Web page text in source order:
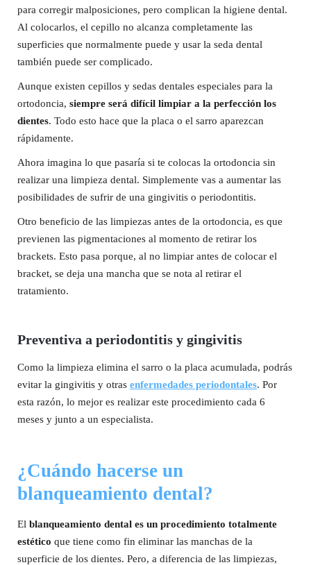
para corregir malposiciones, pero complican la higiene dental.
Al colocarlos, el cepillo no alcanza completamente las
superficies que normalmente puede y usar la seda dental
también puede ser complicado.
Aunque existen cepillos y sedas dentales especiales para la
ortodoncia, siempre será difícil limpiar a la perfección los
dientes. Todo esto hace que la placa o el sarro aparezcan
rápidamente.
Ahora imagina lo que pasaría si te colocas la ortodoncia sin
realizar una limpieza dental. Simplemente vas a aumentar las
posibilidades de sufrir de una gingivitis o periodontitis.
Otro beneficio de las limpiezas antes de la ortodoncia, es que
previenen las pigmentaciones al momento de retirar los
brackets. Esto pasa porque, al no limpiar antes de colocar el
bracket, se deja una mancha que se nota al retirar el
tratamiento.
Preventiva a periodontitis y gingivitis
Como la limpieza elimina el sarro o la placa acumulada, podrás
evitar la gingivitis y otras enfermedades periodontales. Por
esta razón, lo mejor es realizar este procedimiento cada 6
meses y junto a un especialista.
¿Cuándo hacerse un
blanqueamiento dental?
El blanqueamiento dental es un procedimiento totalmente
estético que tiene como fin eliminar las manchas de la
superficie de los dientes. Pero, a diferencia de las limpiezas,